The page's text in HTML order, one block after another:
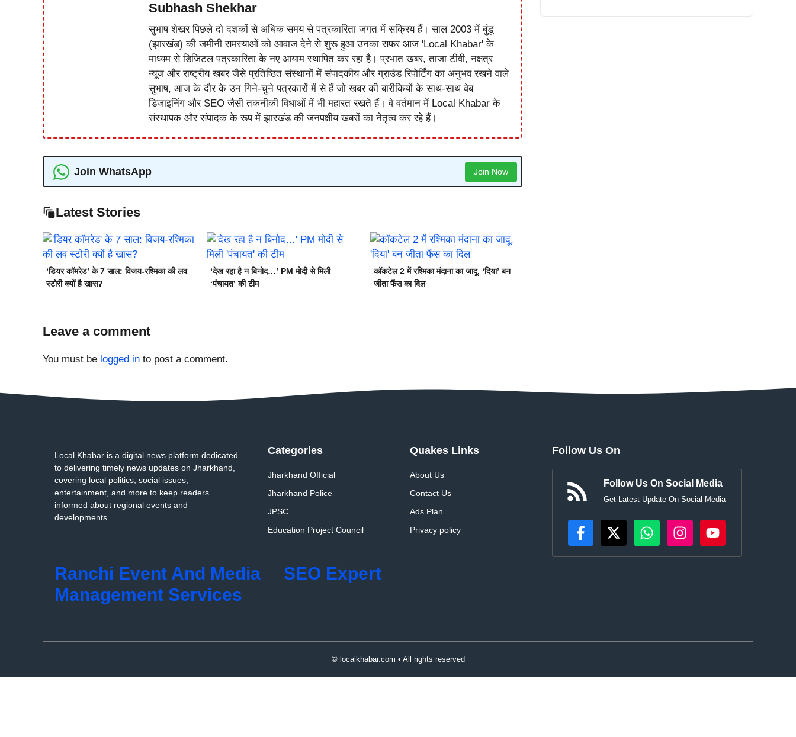
Subhash Shekhar
सुभाष शेखर पिछले दो दशकों से अधिक समय से पत्रकारिता जगत में सक्रिय हैं। साल 2003 में बुंडू
(झारखंड) की जमीनी समस्याओं को आवाज देने से शुरू हुआ उनका सफर आज 'Local Khabar' के
माध्यम से डिजिटल पत्रकारिता के नए आयाम स्थापित कर रहा है। प्रभात खबर, ताजा टीवी, नक्षत्र
न्यूज और राष्ट्रीय खबर जैसे प्रतिष्ठित संस्थानों में संपादकीय और ग्राउंड रिपोर्टिंग का अनुभव रखने वाले
सुभाष, आज के दौर के उन गिने-चुने पत्रकारों में से हैं जो खबर की बारीकियों के साथ-साथ वेब
डिजाइनिंग और SEO जैसी तकनीकी विधाओं में भी महारत रखते हैं। वे वर्तमान में Local Khabar के
संस्थापक और संपादक के रूप में झारखंड की जनपक्षीय खबरों का नेतृत्व कर रहे हैं।
Join WhatsApp Join Now
Latest Stories
‘डियर कॉमरेड’ के 7 साल: विजय-रश्मिका की लव
स्टोरी क्यों है खास?
‘देख रहा है न बिनोद…’ PM मोदी से मिली
‘पंचायत’ की टीम
कॉकटेल 2 में रश्मिका मंदाना का जादू, ‘दिया’ बन
जीता फैंस का दिल
Leave a comment
You must be logged in to post a comment.
Local Khabar is a digital news platform dedicated
to delivering timely news updates on Jharkhand,
covering local politics, social issues,
entertainment, and more to keep readers
informed about regional events and
developments..
Categories
Jharkhand Official
Jharkhand Police
JPSC
Education Project Council
Quakes Links
About Us
Contact Us
Ads Plan
Privacy policy
Follow Us On
Follow Us On Social Media
Get Latest Update On Social Media
Ranchi Event And Media
Management Services
SEO Expert
© localkhabar.com • All rights reserved